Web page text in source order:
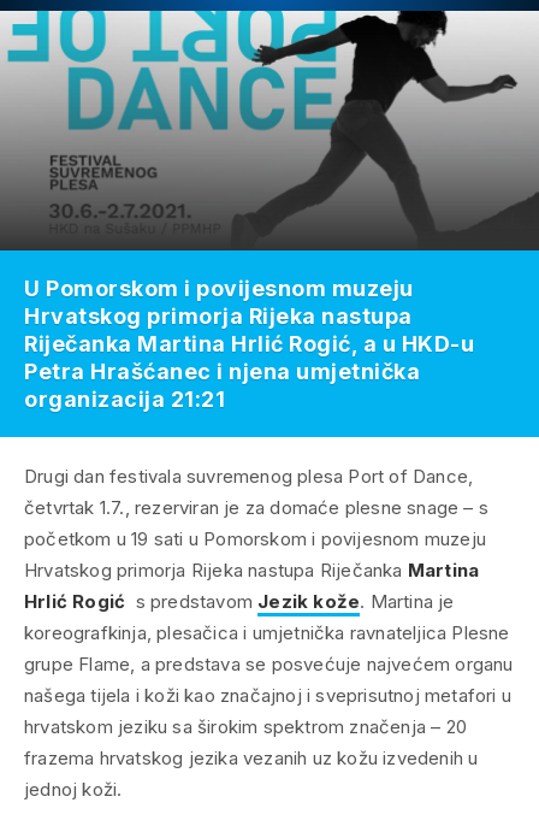
Drugi dan festivala suvremenog plesa Port of Dance,
četvrtak 1.7., rezerviran je za domaće plesne snage – s
početkom u 19 sati u Pomorskom i povijesnom muzeju
Hrvatskog primorja Rijeka nastupa Riječanka Martina
Hrlić Rogić s predstavom Jezik kože. Martina je
koreografkinja, plesačica i umjetnička ravnateljica Plesne
grupe Flame, a predstava se posvećuje najvećem organu
našega tijela i koži kao značajnoj i sveprisutnoj metafori u
hrvatskom jeziku sa širokim spektrom značenja – 20
frazema hrvatskog jezika vezanih uz kožu izvedenih u
jednoj koži.
U Pomorskom i povijesnom muzeju
Hrvatskog primorja Rijeka nastupa
Riječanka Martina Hrlić Rogić, a u HKD-u
Petra Hrašćanec i njena umjetnička
organizacija 21:21